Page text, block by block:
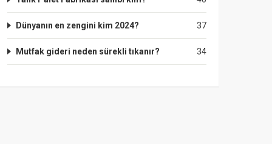
37
Dünyanın en zengini kim 2024?
34
Mutfak gideri neden sürekli tıkanır?